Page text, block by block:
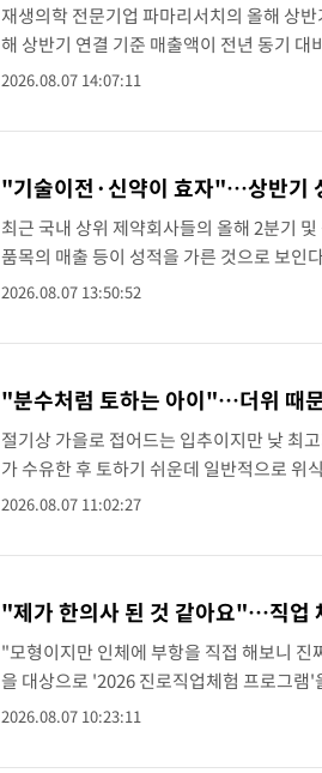
재생의학 전문기업 파마리서치의 올해 상
해 상반기 연결 기준 매출액이 전년 동기
록했다고 7일 밝혔다. 매출과 영업이익 모
2026.08.07 14:07:11
"기술이전·신약이 효자"…상반기
최근 국내 상위 제약회사들의 올해 2분기
품목의 매출 등이 성적을 가른 것으로 보인
GC녹십자 등 국내 상위 제약사들은 올해 2
2026.08.07 13:50:52
"분수처럼 토하는 아이"…더위 때
절기상 가을로 접어드는 입추이지만 낮 최
가 수유한 후 토하기 쉬운데 일반적으로 위
위와 식도를 연결하는 기능이 충분히 발달
2026.08.07 11:02:27
"제가 한의사 된 것 같아요"…직업
"모형이지만 인체에 부항을 직접 해보니
을 대상으로 '2026 진로직업체험 프로그램
한 직군의 역할을 이해하고 실제 의료 장비
2026.08.07 10:23:11